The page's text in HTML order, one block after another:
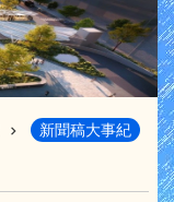
新聞稿大事紀